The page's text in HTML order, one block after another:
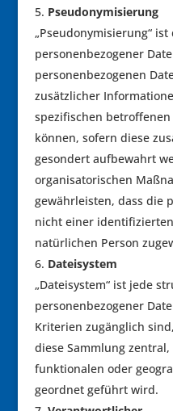
Pseudonymisierung
„Pseudonymisierung“
personenbezogener
personenbezogenen
zusätzlicher
spezifischen
können, sofern diese
gesondert aufbewahrt
organisatorischen
gewährleisten, dass die
nicht einer
natürlichen Person
Dateisystem
„Dateisystem“ ist jede
personenbezogener
Kriterien zugänglich
diese Sammlung
funktionalen oder
geordnet geführt wird.